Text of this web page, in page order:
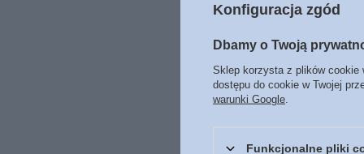
Konfiguracja zgód
Dbamy o Twoją
Sklep korzysta z plików cookie
dostępu do cookie w Twojej
warunki Google
Funkcjonalne pliki